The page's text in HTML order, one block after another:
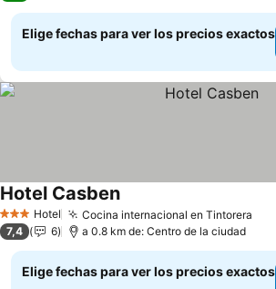
Elige fechas para ver los precios exactos
3 Estrellas
Hotel Cocina internacional en Tintorera
Hotel CasbenVer precios
7,4 6 a 0.8 km de: Centro de la ciudad
Elige fechas para ver los precios exactos